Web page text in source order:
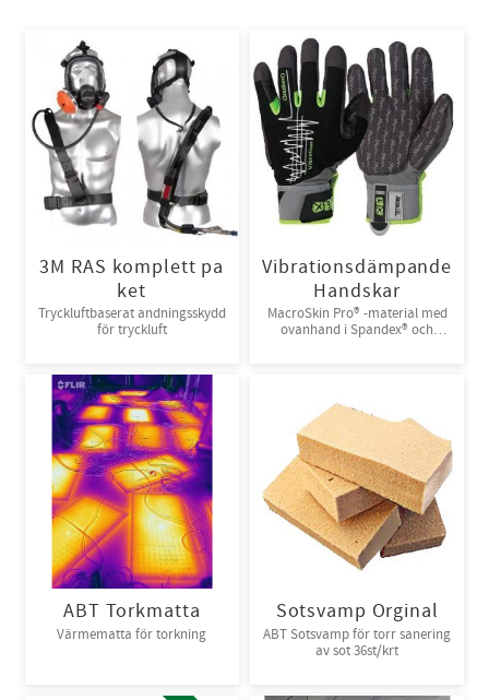
3M RAS komplett pa
ket
Tryckluftbaserat andningsskydd
för tryckluft
Vibrationsdämpande
Handskar
MacroSkin Pro® -material med
ovanhand i Spandex® och
ABT Torkmatta
Värmematta för torkning
Sotsvamp Orginal
ABT Sotsvamp för torr sanering
av sot 36st/krt